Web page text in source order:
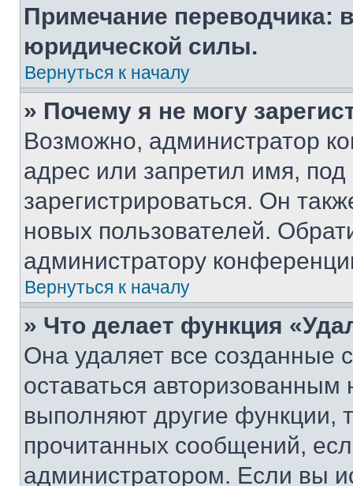
Примечание переводчика:
юридической силы.
Вернуться к началу
» Почему я не могу
Возможно, администратор
адрес или запретил имя,
зарегистрироваться. Он
новых пользователей.
администратору
Вернуться к началу
» Что делает функция
Она удаляет все созданные
оставаться
выполняют другие функции,
прочитанных сообщений,
администратором. Если вы